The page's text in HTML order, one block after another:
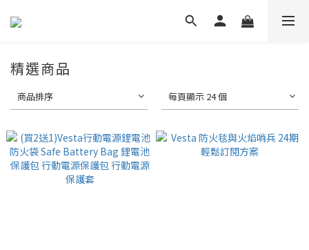
精選商品
商品排序 每頁顯示 24 個